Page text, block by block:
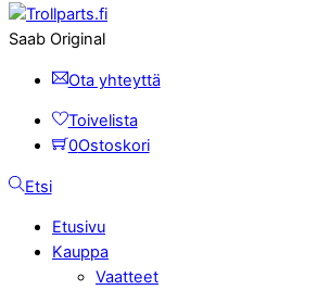
Saab Original
Ota yhteyttä
Toivelista
0Ostoskori
Etsi
Etusivu
Kauppa
Vaatteet